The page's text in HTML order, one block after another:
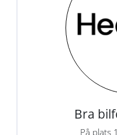
Bra
På plats